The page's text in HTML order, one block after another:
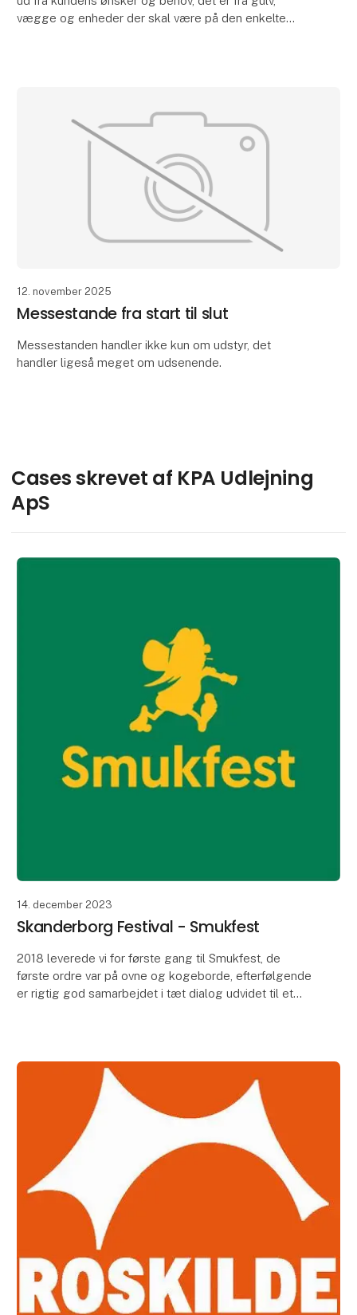
vægge og enheder der skal være på den enkelte
12. november 2025
Messestande fra start til slut
Messestanden handler ikke kun om udstyr, det
handler ligeså meget om udsenende.
Cases skrevet af KPA Udlejning
ApS
14. december 2023
Skanderborg Festival - Smukfest
2018 leverede vi for første gang til Smukfest, de
første ordre var på ovne og kogeborde, efterfølgende
er rigtig god samarbejdet i tæt dialog udvidet til et